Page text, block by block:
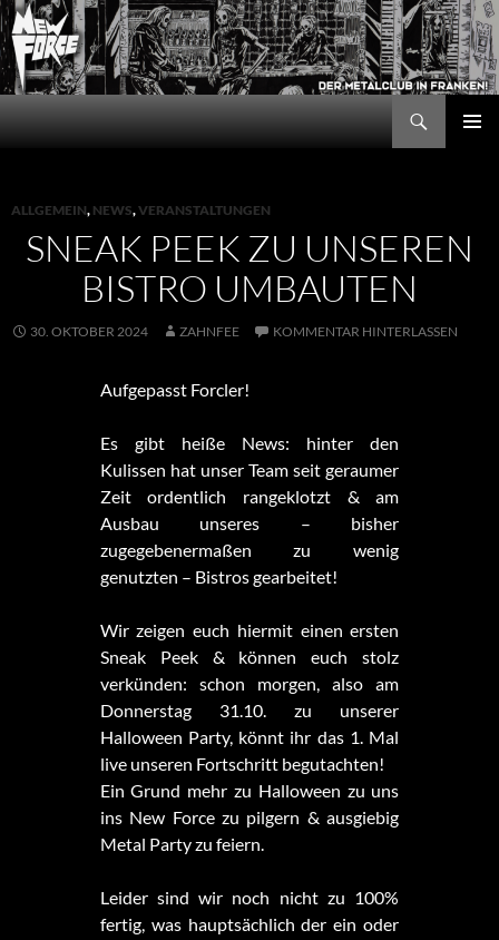
Zum
Inhalt
springen
New Force
ALLGEMEIN, NEWS,VERANSTALTUNGEN
SNEAK PEEK ZU UNSEREN
BISTRO UMBAUTEN
30. OKTOBER 2024 ZAHNFEE KOMMENTAR HINTERLASSEN
Aufgepasst Forcler!
Es gibt heiße News: hinter den
Kulissen hat unser Team seit geraumer
Zeit ordentlich rangeklotzt & am
Ausbau unseres – bisher
zugegebenermaßen zu wenig
genutzten – Bistros gearbeitet!
Wir zeigen euch hiermit einen ersten
Sneak Peek & können euch stolz
verkünden: schon morgen, also am
Donnerstag 31.10. zu unserer
Halloween Party, könnt ihr das 1. Mal
live unseren Fortschritt begutachten!
Ein Grund mehr zu Halloween zu uns
ins New Force zu pilgern & ausgiebig
Metal Party zu feiern.
Leider sind wir noch nicht zu 100%
fertig, was hauptsächlich der ein oder